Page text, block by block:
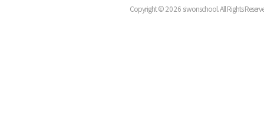
Copyright ©2026 siwonschool. All Rights